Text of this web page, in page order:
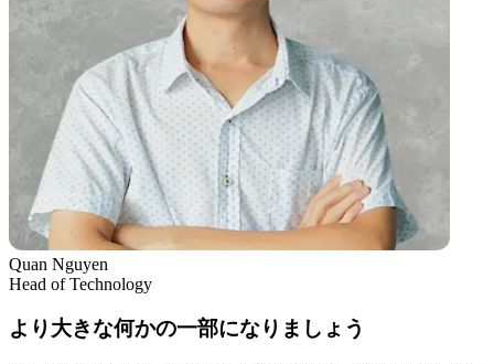
Quan Nguyen
Head of Technology
より大きな何かの一部になりましょう